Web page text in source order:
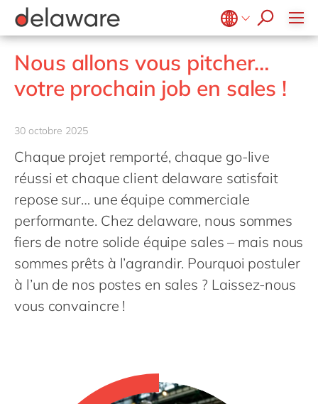
Belgium en
fr
Brazil
China
zh
India
Luxembourg
Malaysia
en
Morocco
en
Agroalimentaire
Services d'intérêt public et social
Secteur de la santé
Life Science
Private equity
Services professionnels
Énergie renouvelable
Retail
Industrie textile
Transport
Énergie et Utilités publiques
Wholesale
Microsoft Business Central
Opentext
SalesForce
SAP
SAP S/4HANA
SuccessFactors
E-invoicing with Peppol
ERP
EUDR
Réalité étendue (XR)
RAD low-code
Transformation connectée des Opérations
PPWR compliance
Automatisation robotisée des processus
success stories
apply now
Nous allons vous pitcher…
votre prochain job en sales !
30 octobre 2025
Chaque projet remporté, chaque go-live
réussi et chaque client delaware satisfait
repose sur… une équipe commerciale
performante. Chez delaware, nous sommes
fiers de notre solide équipe sales – mais nous
sommes prêts à l’agrandir. Pourquoi postuler
à l’un de nos postes en sales ? Laissez-nous
vous convaincre !